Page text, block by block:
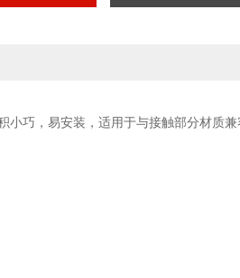
小巧，易安装，适用于与接触部分材质